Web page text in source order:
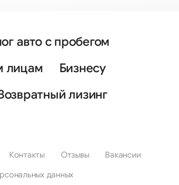
авто с пробегом
лицам
Бизнесу
лизинг
Контакты Отзывы
Вакансии
данных